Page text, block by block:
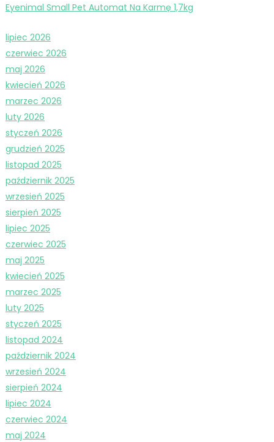
Eyenimal Small Pet Automat Na Karmę 1,7kg
lipiec 2026
czerwiec 2026
maj 2026
kwiecień 2026
marzec 2026
luty 2026
styczeń 2026
grudzień 2025
listopad 2025
październik 2025
wrzesień 2025
sierpień 2025
lipiec 2025
czerwiec 2025
maj 2025
kwiecień 2025
marzec 2025
luty 2025
styczeń 2025
listopad 2024
październik 2024
wrzesień 2024
sierpień 2024
lipiec 2024
czerwiec 2024
maj 2024